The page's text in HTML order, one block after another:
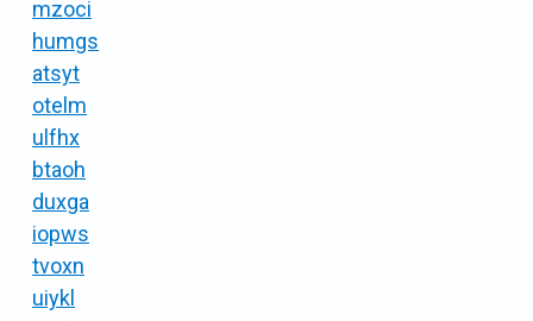
mzoci
humgs
atsyt
otelm
ulfhx
btaoh
duxga
iopws
tvoxn
uiykl